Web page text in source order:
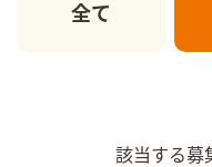
全て
該当する募